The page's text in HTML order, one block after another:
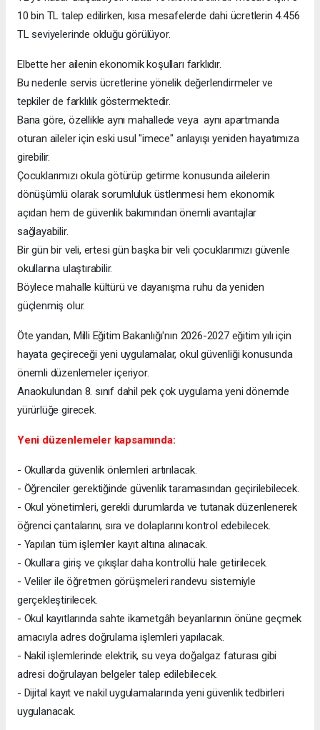
10 bin TL talep edilirken, kısa mesafelerde dahi ücretlerin 4.456
TL seviyelerinde olduğu görülüyor.
Elbette her ailenin ekonomik koşulları farklıdır.
Bu nedenle servis ücretlerine yönelik değerlendirmeler ve
tepkiler de farklılık göstermektedir.
Bana göre, özellikle aynı mahallede veya aynı apartmanda
oturan aileler için eski usul "imece" anlayışı yeniden hayatımıza
girebilir.
Çocuklarımızı okula götürüp getirme konusunda ailelerin
dönüşümlü olarak sorumluluk üstlenmesi hem ekonomik
açıdan hem de güvenlik bakımından önemli avantajlar
sağlayabilir.
Bir gün bir veli, ertesi gün başka bir veli çocuklarımızı güvenle
okullarına ulaştırabilir.
Böylece mahalle kültürü ve dayanışma ruhu da yeniden
güçlenmiş olur.
Öte yandan, Milli Eğitim Bakanlığı'nın 2026-2027 eğitim yılı için
hayata geçireceği yeni uygulamalar, okul güvenliği konusunda
önemli düzenlemeler içeriyor.
Anaokulundan 8. sınıf dahil pek çok uygulama yeni dönemde
yürürlüğe girecek.
Yeni düzenlemeler kapsamında:
- Okullarda güvenlik önlemleri artırılacak.
- Öğrenciler gerektiğinde güvenlik taramasından geçirilebilecek.
- Okul yönetimleri, gerekli durumlarda ve tutanak düzenlenerek
öğrenci çantalarını, sıra ve dolaplarını kontrol edebilecek.
- Yapılan tüm işlemler kayıt altına alınacak.
- Okullara giriş ve çıkışlar daha kontrollü hale getirilecek.
- Veliler ile öğretmen görüşmeleri randevu sistemiyle
gerçekleştirilecek.
- Okul kayıtlarında sahte ikametgâh beyanlarının önüne geçmek
amacıyla adres doğrulama işlemleri yapılacak.
- Nakil işlemlerinde elektrik, su veya doğalgaz faturası gibi
adresi doğrulayan belgeler talep edilebilecek.
- Dijital kayıt ve nakil uygulamalarında yeni güvenlik tedbirleri
uygulanacak.